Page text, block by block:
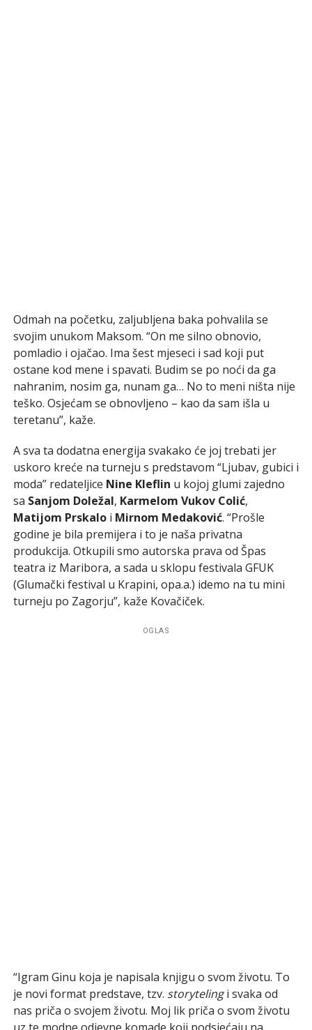
Odmah na početku, zaljubljena baka pohvalila se
svojim unukom Maksom. “On me silno obnovio,
pomladio i ojačao. Ima šest mjeseci i sad koji put
ostane kod mene i spavati. Budim se po noći da ga
nahranim, nosim ga, nunam ga… No to meni ništa nije
teško. Osjećam se obnovljeno – kao da sam išla u
teretanu”, kaže.
A sva ta dodatna energija svakako će joj trebati jer
uskoro kreće na turneju s predstavom “Ljubav, gubici i
moda” redateljice Nine Kleflin u kojoj glumi zajedno
sa Sanjom Doležal, Karmelom Vukov Colić,
Matijom Prskaloi Mirnom Medaković. “Prošle
godine je bila premijera i to je naša privatna
produkcija. Otkupili smo autorska prava od Špas
teatra iz Maribora, a sada u sklopu festivala GFUK
(Glumački festival u Krapini, opa.a.) idemo na tu mini
turneju po Zagorju”, kaže Kovačiček.
OGLAS
“Igram Ginu koja je napisala knjigu o svom životu. To
je novi format predstave, tzv. storytelingi svaka od
nas priča o svojem životu. Moj lik priča o svom životu